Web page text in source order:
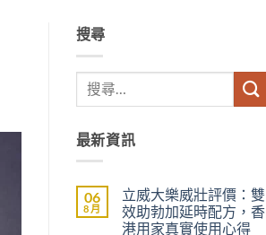
搜尋
最新資訊
06
8 月
立威大樂威壯評價：雙
效助勃加延時配方，香
港用家真實使用心得